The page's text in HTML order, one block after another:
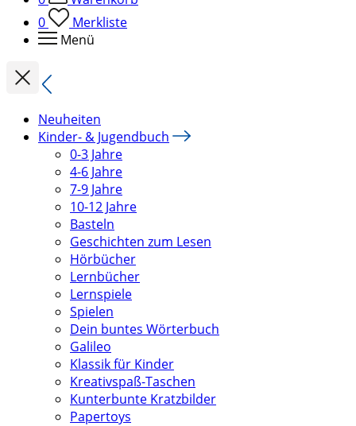
0
Merkliste
Menü
Neuheiten
Kinder- & Jugendbuch
0-3 Jahre
4-6 Jahre
7-9 Jahre
10-12 Jahre
Basteln
Geschichten zum Lesen
Hörbücher
Lernbücher
Lernspiele
Spielen
Dein buntes Wörterbuch
Galileo
Klassik für Kinder
Kreativspaß-Taschen
Kunterbunte Kratzbilder
Papertoys